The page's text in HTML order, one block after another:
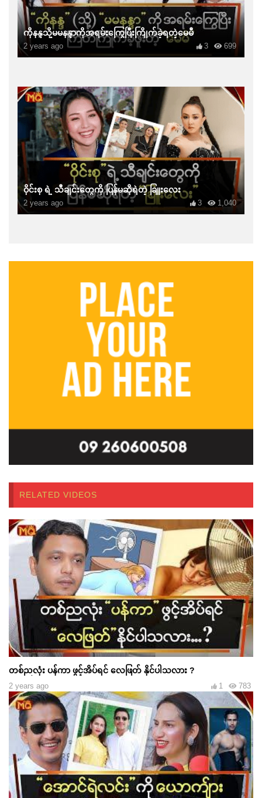
ကိုနန္ဒသို့မမနန္ဒာကိုအရမ်းကြွေပြီးကြိုက်ခဲ့ရတဲ့မေမီ
2 years ago 699
3
ဝိုင်းစု ရဲ့ သီချင်းတွေကို ပြန်မဆိုရဲတဲ့ ခြူးလေး
2 years ago 1,040
3
RELATED VIDEOS
တစ်ညလုံး ပန်ကာ ဖွင့်အိပ်ရင် လေဖြတ် နိုင်ပါသလား ?
2 years ago 783
1